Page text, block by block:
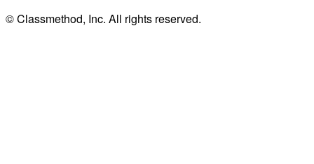
© Classmethod, Inc. All rights reserved.